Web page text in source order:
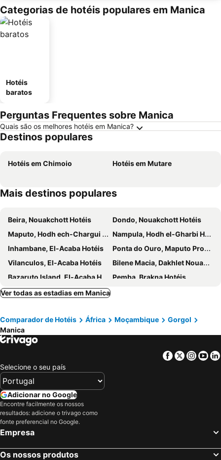
Categorias de hotéis populares em Manica
Hotéis
baratos
Perguntas Frequentes sobre Manica
Quais são os melhores hotéis em Manica?
Destinos populares
Hotéis em Chimoio Hotéis em Mutare
Mais destinos populares
Beira, Nouakchott Hotéis
Dondo, Nouakchott Hotéis
Maputo, Hodh ech-Chargui Hotéis
Nampula, Hodh el-Gharbi Hotéis
Inhambane, El-Acaba Hotéis
Ponta do Ouro, Maputo Province Hotéis
Vilanculos, El-Acaba Hotéis
Bilene Macia, Dakhlet Nouadhibou Hotéis
Bazaruto Island, El-Acaba Hotéis
Pemba, Brakna Hotéis
Ver todas as estadias em Manica
Comparador de Hotéis África Moçambique
Gorgol
Manica
Facebook
Twitter
Selecione o seu país
Adicionar no Google
Encontre facilmente os nossos
resultados: adicione o trivago como
fonte preferencial no Google.
Empresa
Os nossos produtos